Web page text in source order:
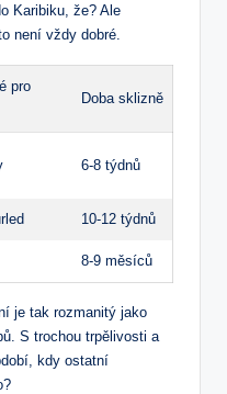
Karibiku, že? Ale
není vždy dobré.
pro
Doba sklizně
6-8 týdnů
10-12 týdnů
8-9 měsíců
je tak rozmanitý jako
S trochou trpělivosti a
kdy ostatní